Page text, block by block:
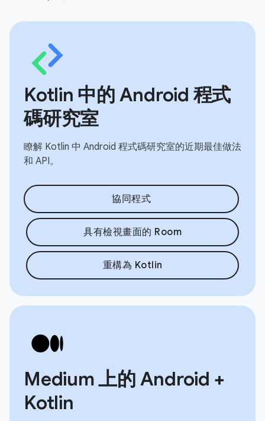
Kotlin 中的 Android 程式
碼研究室
瞭解 Kotlin 中 Android 程式碼研究室的近期最佳做法
和 API。
協同程式
具有檢視畫面的 Room
重構為 Kotlin
Medium 上的 Android +
Kotlin